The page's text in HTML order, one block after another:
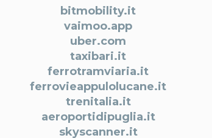
bitmobility.it
vaimoo.app
uber.com
taxibari.it
ferrotramviaria.it
ferrovieappulolucane.it
trenitalia.it
aeroportidipuglia.it
skyscanner.it